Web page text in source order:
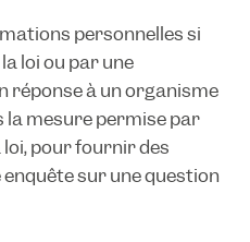
personnelles si
loi ou par une
réponse à un organisme
la mesure permise par
pour fournir des
sur une question